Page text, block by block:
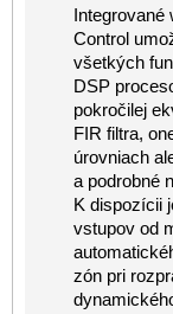
Control
všetkých
DSP
pokročilej
FIR filtra,
úrovniach
a podrobné
K dispozícii
vstupov od
zón pri